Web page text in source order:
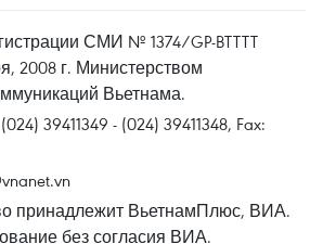
СМИ № 1374/GP-BTTTT
2008 г. Министерством
Вьетнама.
39411349 - (024) 39411348, Fax:
принадлежит ВьетнамПлюс, ВИА.
без согласия ВИА.